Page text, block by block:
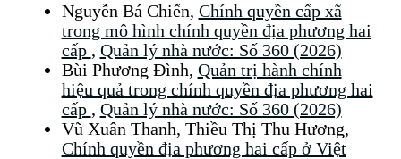
Nguyễn Bá Chiến, Chính quyền cấp xã
trong mô hình chính quyền địa phương hai
cấp , Quản lý nhà nước: Số 360 (2026)
Bùi Phương Đình, Quản trị hành chính
hiệu quả trong chính quyền địa phương hai
cấp , Quản lý nhà nước: Số 360 (2026)
Vũ Xuân Thanh, Thiều Thị Thu Hương,
Chính quyền địa phương hai cấp ở Việt